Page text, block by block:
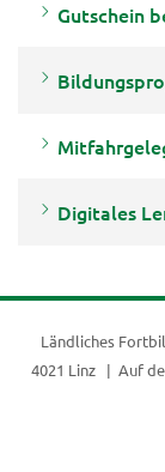
Gutschein
Digitales
Ländliches
4021 Linz
Auf